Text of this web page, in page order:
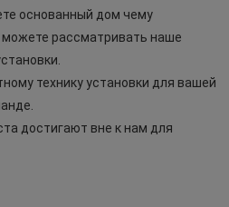
основанный дом чему
можете рассматривать наше
технику установки для вашей
достигают вне к нам для